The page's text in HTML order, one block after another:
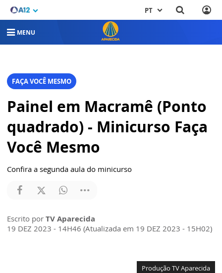
PT
MENU
FAÇA VOCÊ MESMO
Painel em Macramê (Ponto
quadrado) - Minicurso Faça
Você Mesmo
Confira a segunda aula do minicurso
Escrito por TV Aparecida
19 DEZ 2023 - 14H46 (Atualizada em 19 DEZ 2023 - 15H02)
Produção TV Aparecida